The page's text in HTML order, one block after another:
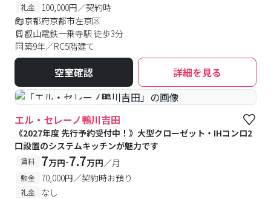
礼金
100,000円／契約時
京都府京都市左京区
叡山電鉄一乗寺駅 徒歩3分
築9年／RC5階建て
空室確認 詳細を見る
#予約受付中 #空室待ち
エル・セレーノ鴨川吉田
《2027年度 先行予約受付中！》大型クローゼット・IHコンロ2
口設置のシステムキッチンが魅力です
賃料 7万円-7.7万円／月
敷金 70,000円／契約時お預り
礼金
なし